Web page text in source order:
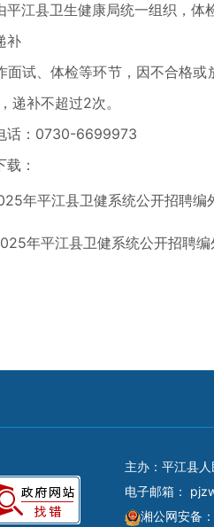
县卫生健康局统一组织，体
、体检等环节，因不合格或
递补不超过2次。
：0730-6699973
：
年平江县卫健系统公开招聘编
年平江县卫健系统公开招聘
主办：平江县
电子邮箱：
湘公网安备